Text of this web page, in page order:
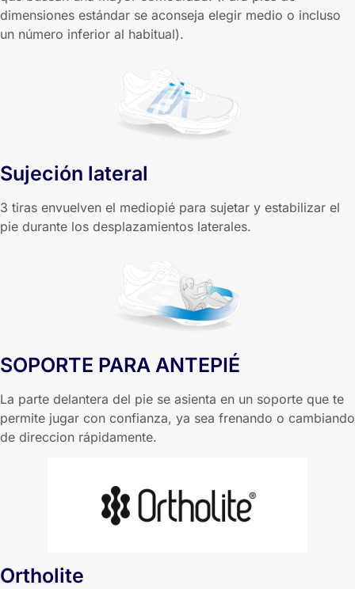
dimensiones estándar se aconseja elegir medio o incluso
un número inferior al habitual).
Sujeción lateral
3 tiras envuelven el mediopié para sujetar y estabilizar el
pie durante los desplazamientos laterales.
SOPORTE PARA ANTEPIÉ
La parte delantera del pie se asienta en un soporte que te
permite jugar con confianza, ya sea frenando o cambiando
de direccion rápidamente.
Ortholite